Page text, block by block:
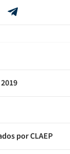
por CLAEP